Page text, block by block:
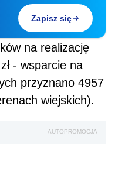
Zapisz się
na realizację
- wsparcie na
przyznano 4957
wiejskich).
AUTOPROMOCJA